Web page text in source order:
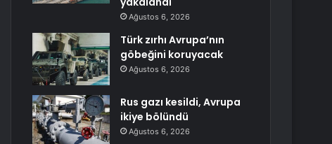
Ağustos 6, 2026
Türk zırhı Avrupa’nın
göbeğini koruyacak
Ağustos 6, 2026
Rus gazı kesildi, Avrupa
ikiye bölündü
Ağustos 6, 2026